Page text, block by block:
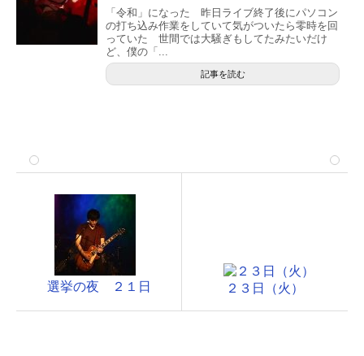
「令和」になった 昨日ライブ終了後にパソコン
の打ち込み作業をしていて気がついたら零時を回
っていた 世間では大騒ぎもしてたみたいだけ
ど、僕の「...
記事を読む
選挙の夜 ２１日 ２３日（火）